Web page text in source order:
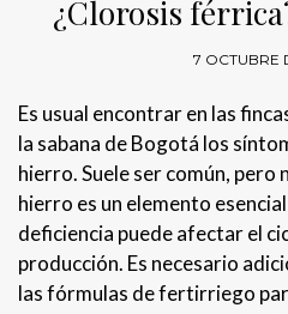
¿Clorosis
7 OCTUBRE
Es usual encontrar en las
la sabana de Bogotá los
hierro. Suele ser común, pero
hierro es un elemento
deficiencia puede afectar el
producción. Es necesario
las fórmulas de fertirriego